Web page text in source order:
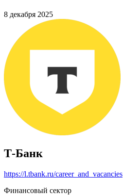
8 декабря 2025
Т-Банк
https://l.tbank.ru/career_and_vacancies
Финансовый сектор